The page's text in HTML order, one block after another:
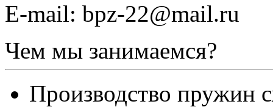
E-mail: bpz-22@mail.ru
Чем мы занимаемся?
Производство пружин